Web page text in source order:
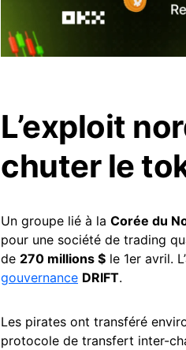
L’exploit
chuter le
Un groupe lié à la Corée du
pour une société de trading
de 270 millions $ le 1er avril.
gouvernance DRIFT.
Les pirates ont transféré
protocole de transfert inter-